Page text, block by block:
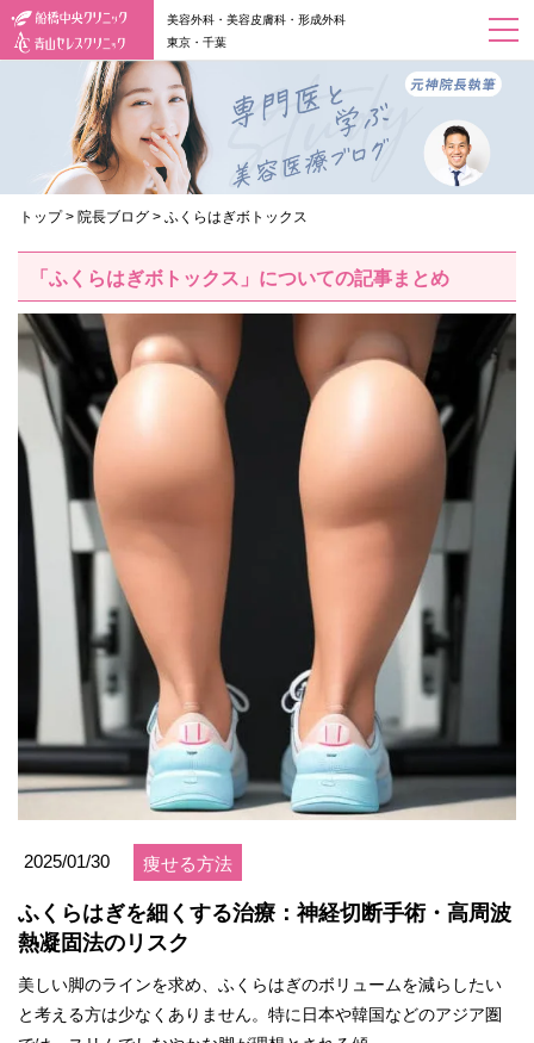
美容外科・美容皮膚科・形成外科
東京・千葉
トップ > 院長ブログ > ふくらはぎボトックス
「ふくらはぎボトックス」についての記事まとめ
2025/01/30 痩せる方法
ふくらはぎを細くする治療：神経切断手術・高周波
熱凝固法のリスク
美しい脚のラインを求め、ふくらはぎのボリュームを減らしたい
と考える方は少なくありません。特に日本や韓国などのアジア圏